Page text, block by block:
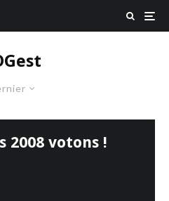
2008 votons !